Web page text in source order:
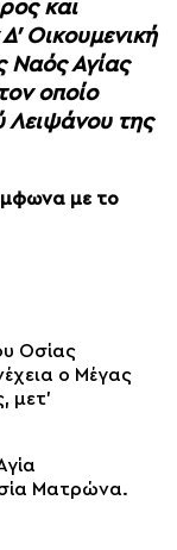
και
Οικουμενική
Ναός Αγίας
οποίο
Λειψάνου της
με το
Οσίας
ο Μέγας
μετ’
Ματρώνα.